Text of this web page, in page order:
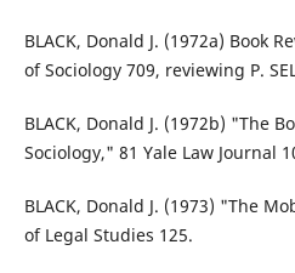
BLACK, Donald J. (1972a) Book
of Sociology 709, reviewing P.
BLACK, Donald J. (1972b) "The
Sociology," 81 Yale Law Journal
BLACK, Donald J. (1973) "The
of Legal Studies 125.